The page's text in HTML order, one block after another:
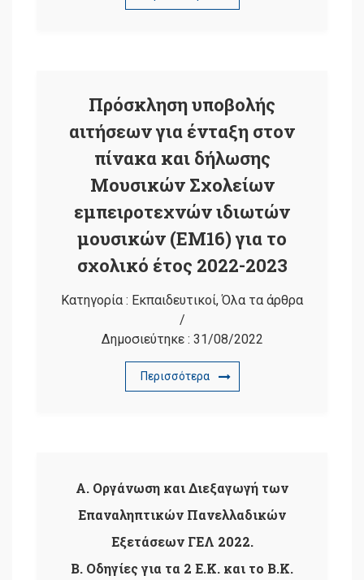
Πρόσκληση υποβολής
αιτήσεων για ένταξη στον
πίνακα και δήλωσης
Μουσικών Σχολείων
εμπειροτεχνών ιδιωτών
μουσικών (ΕΜ16) για το
σχολικό έτος 2022-2023
Κατηγορία : Εκπαιδευτικοί,Όλα τα άρθρα
/
Δημοσιεύτηκε : 31/08/2022
Περισσότερα
Α. Οργάνωση και Διεξαγωγή των
Επαναληπτικών Πανελλαδικών
Εξετάσεων ΓΕΛ 2022.
Β. Οδηγίες για τα 2 Ε.Κ. και το Β.Κ.